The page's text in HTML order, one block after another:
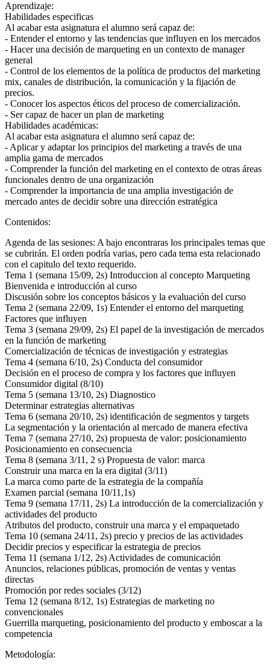
Aprendizaje:
Habilidades especificas
Al acabar esta asignatura el alumno será capaz de:
- Entender el entorno y las tendencias que influyen en los mercados
- Hacer una decisión de marqueting en un contexto de manager
general
- Control de los elementos de la política de productos del marketing
mix, canales de distribución, la comunicación y la fijación de
precios.
- Conocer los aspectos éticos del proceso de comercialización.
- Ser capaz de hacer un plan de marketing
Habilidades académicas:
Al acabar esta asignatura el alumno será capaz de:
- Aplicar y adaptar los principios del marketing a través de una
amplia gama de mercados
- Comprender la función del marketing en el contexto de otras áreas
funcionales dentro de una organización
- Comprender la importancia de una amplia investigación de
mercado antes de decidir sobre una dirección estratégica
Contenidos:
Agenda de las sesiones: A bajo encontraras los principales temas que
se cubrirán. El orden podría varias, pero cada tema esta relacionado
con el capitulo del texto requerido.
Tema 1 (semana 15/09, 2s) Introduccion al concepto Marqueting
Bienvenida e introducción al curso
Discusión sobre los conceptos básicos y la evaluación del curso
Tema 2 (semana 22/09, 1s) Entender el entorno del marqueting
Factores que influyen
Tema 3 (semana 29/09, 2s) El papel de la investigación de mercados
en la función de marketing
Comercialización de técnicas de investigación y estrategias
Tema 4 (semana 6/10, 2s) Conducta del consumidor
Decisión en el proceso de compra y los factores que influyen
Consumidor digital (8/10)
Tema 5 (semana 13/10, 2s) Diagnostico
Determinar estrategias alternativas
Tema 6 (semana 20/10, 2s) identificación de segmentos y targets
La segmentación y la orientación al mercado de manera efectiva
Tema 7 (semana 27/10, 2s) propuesta de valor: posicionamiento
Posicionamiento en consecuencia
Tema 8 (semana 3/11, 2 s) Propuesta de valor: marca
Construir una marca en la era digital (3/11)
La marca como parte de la estrategia de la compañía
Examen parcial (semana 10/11,1s)
Tema 9 (semana 17/11, 2s) La introducción de la comercialización y
actividades del producto
Atributos del producto, construir una marca y el empaquetado
Tema 10 (semana 24/11, 2s) precio y precios de las actividades
Decidir precios y especificar la estrategia de precios
Tema 11 (semana 1/12, 2s) Actividades de comunicación
Anuncios, relaciones públicas, promoción de ventas y ventas
directas
Promoción por redes sociales (3/12)
Tema 12 (semana 8/12, 1s) Estrategias de marketing no
convencionales
Guerrilla marqueting, posicionamiento del producto y emboscar a la
competencia
Metodología: